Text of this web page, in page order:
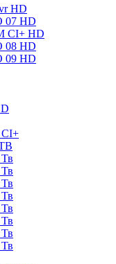
HD
HD
CI+ HD
HD
HD